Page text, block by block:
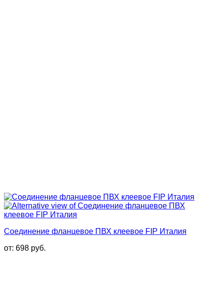
Соединение фланцевое ПВХ клеевое FIP Италия
от: 698 руб.